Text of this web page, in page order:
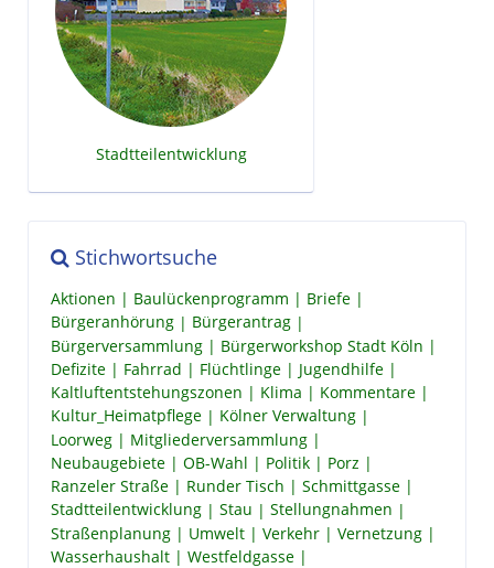
Stadtteilentwicklung
Stichwortsuche
Aktionen Baulückenprogramm
Briefe
Bürgeranhörung
Bürgerantrag
Bürgerversammlung
Bürgerworkshop Stadt Köln
Defizite
Fahrrad Flüchtlinge
Jugendhilfe
Kaltluftentstehungszonen
Klima
Kommentare
Kultur_Heimatpflege
Kölner Verwaltung
Loorweg
Mitgliederversammlung
Neubaugebiete
OB-Wahl Politik
Porz
Ranzeler Straße
Runder Tisch
Schmittgasse
Stadtteilentwicklung
Stau
Stellungnahmen
Straßenplanung
Umwelt Verkehr
Vernetzung
Wasserhaushalt
Westfeldgasse